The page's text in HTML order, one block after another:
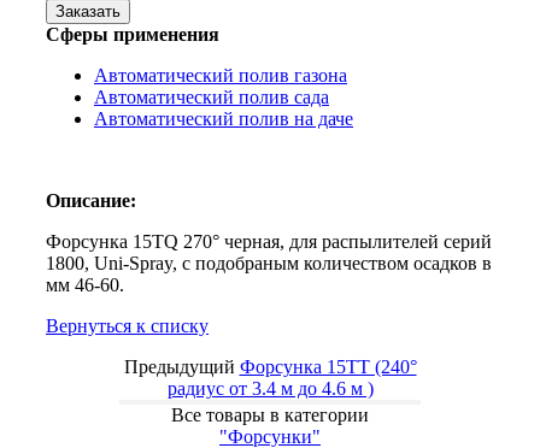
Заказать
Сферы применения
Автоматический полив газона
Автоматический полив сада
Автоматический полив на даче
Описание:
Форсунка 15TQ 270° черная, для распылителей серий
1800, Uni-Spray, с подобраным количеством осадков в
мм 46-60.
Вернуться к списку
Предыдущий Форсунка 15TT (240°
радиус от 3.4 м до 4.6 м )
Все товары в категории
"Форсунки"